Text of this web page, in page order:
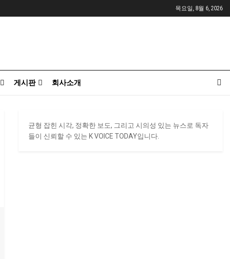
목요일, 8월 6, 2026
게시판 회사소개
균형 잡힌 시각, 정확한 보도, 그리고 시의성 있는 뉴스로 독자
들이 신뢰할 수 있는 K VOICE TODAY입니다.